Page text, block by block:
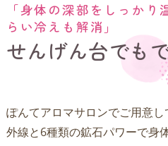
せんげん台でも
「身体の深部をしっか
らい冷えも解消」
ぽんてアロマサロンでご用意
外線と6種類の鉱石パワーで身